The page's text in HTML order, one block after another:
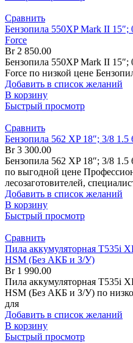
Сравнить
Бензопила 550XP Mark II
Force
Br2 850.00
Бензопила 550XP Mark II
Force по низкой цене
Добавить в список желаний
В корзину
Быстрый просмотр
Сравнить
Бензопила 562 XP 18″; 3/8
Br3 300.00
Бензопила 562 XP 18″; 3/8
по выгодной цене
лесозаготовителей,
Добавить в список желаний
В корзину
Быстрый просмотр
Сравнить
Пила аккумуляторная T535i
HSM (Без АКБ и З/У)
Br1 990.00
Пила аккумуляторная T535i
HSM (Без АКБ и З/У) по
для
Добавить в список желаний
В корзину
Быстрый просмотр